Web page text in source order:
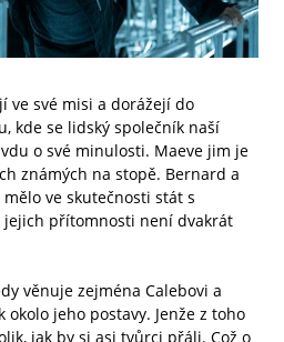
ve své misi a dorážejí do
kde se lidský společník naší
o své minulosti. Maeve jim je
známých na stopě. Bernard a
ve skutečnosti stát s
jejich přítomnosti není dvakrát
věnuje zejména Calebovi a
jeho postavy. Jenže z toho
jak by si asi tvůrci přáli. Což o